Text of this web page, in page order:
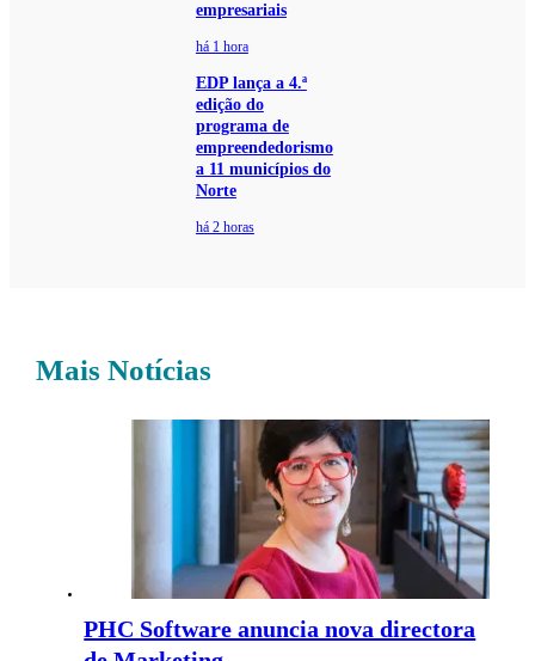
empresariais
há 1 hora
EDP lança a 4.ª
edição do
programa de
empreendedorismo
a 11 municípios do
Norte
há 2 horas
Mais Notícias
PHC Software anuncia nova directora